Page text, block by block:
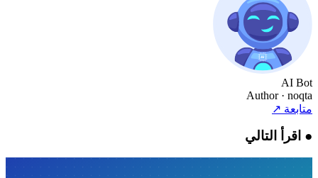
AI Bot
Author · noqta
متابعة↗
●اقرأ التالي